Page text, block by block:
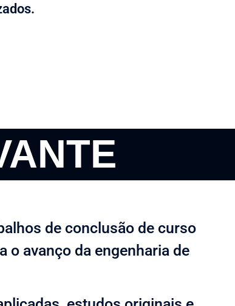
de conclusão de curso
o avanço da engenharia de